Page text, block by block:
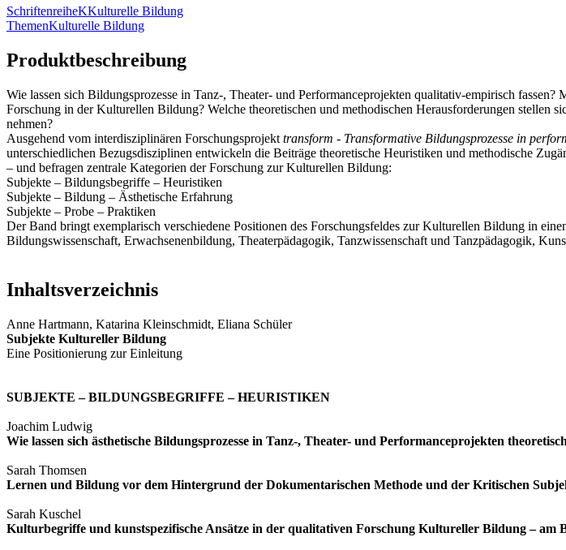
SchriftenreiheKKulturelle Bildung
ThemenKulturelle Bildung
Produktbeschreibung
Wie lassen sich Bildungsprozesse in Tanz-, Theater- und Performanceprojekten qualitativ-empirisch
Forschung in der Kulturellen Bildung? Welche theoretischen und methodischen Herausforderungen
nehmen?
Ausgehend vom interdisziplinären Forschungsprojekt transform - Transformative Bildungsprozesse in
unterschiedlichen Bezugsdisziplinen entwickeln die Beiträge theoretische Heuristiken und methodische
– und befragen zentrale Kategorien der Forschung zur Kulturellen Bildung:
Subjekte – Bildungsbegriffe – Heuristiken
Subjekte – Bildung – Ästhetische Erfahrung
Subjekte – Probe – Praktiken
Der Band bringt exemplarisch verschiedene Positionen des Forschungsfeldes zur Kulturellen Bildung in
Bildungswissenschaft, Erwachsenenbildung, Theaterpädagogik, Tanzwissenschaft und Tanzpädagogik,
Inhaltsverzeichnis
Anne Hartmann, Katarina Kleinschmidt, Eliana Schüler
Subjekte Kultureller Bildung
Eine Positionierung zur Einleitung
SUBJEKTE – BILDUNGSBEGRIFFE – HEURISTIKEN
Joachim Ludwig
Wie lassen sich ästhetische Bildungsprozesse in Tanz-, Theater- und Performanceprojekten
Sarah Thomsen
Lernen und Bildung vor dem Hintergrund der Dokumentarischen Methode und der Kritischen
Sarah Kuschel
Kulturbegriffe und kunstspezifische Ansätze in der qualitativen Forschung Kultureller Bildung – am